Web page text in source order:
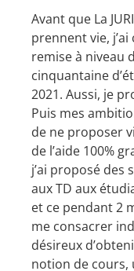
Avant que La
prennent vie,
remise à niveau
cinquantaine
2021. Aussi, je
Puis mes
de ne proposer
de l’aide 100%
j’ai proposé des
aux TD aux
et ce pendant 2
me consacrer
désireux
notion de cours,